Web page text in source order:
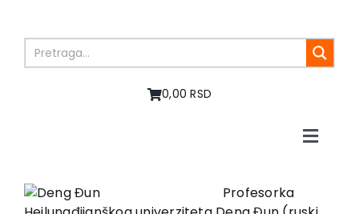
content
0,00 RSD
Toggle
About us
Profesorka